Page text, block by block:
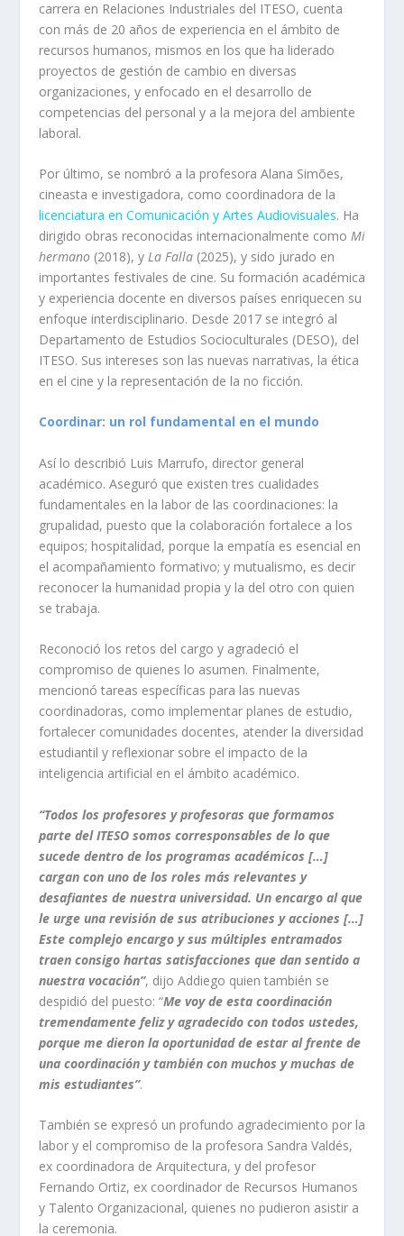
carrera en Relaciones Industriales del ITESO, cuenta
con más de 20 años de experiencia en el ámbito de
recursos humanos, mismos en los que ha liderado
proyectos de gestión de cambio en diversas
organizaciones, y enfocado en el desarrollo de
competencias del personal y a la mejora del ambiente
laboral.
Por último, se nombró a la profesora Alana Simões,
cineasta e investigadora, como coordinadora de la
licenciatura en Comunicación y Artes Audiovisuales. Ha
dirigido obras reconocidas internacionalmente como Mi
hermano (2018), y La Falla(2025), y sido jurado en
importantes festivales de cine. Su formación académica
y experiencia docente en diversos países enriquecen su
enfoque interdisciplinario. Desde 2017 se integró al
Departamento de Estudios Socioculturales (DESO), del
ITESO. Sus intereses son las nuevas narrativas, la ética
en el cine y la representación de la no ficción.
Coordinar: un rol fundamental en el mundo
Así lo describió Luis Marrufo, director general
académico. Aseguró que existen tres cualidades
fundamentales en la labor de las coordinaciones: la
grupalidad, puesto que la colaboración fortalece a los
equipos; hospitalidad, porque la empatía es esencial en
el acompañamiento formativo; y mutualismo, es decir
reconocer la humanidad propia y la del otro con quien
se trabaja.
Reconoció los retos del cargo y agradeció el
compromiso de quienes lo asumen. Finalmente,
mencionó tareas específicas para las nuevas
coordinadoras, como implementar planes de estudio,
fortalecer comunidades docentes, atender la diversidad
estudiantil y reflexionar sobre el impacto de la
inteligencia artificial en el ámbito académico.
“Todos los profesores y profesoras que formamos
parte del ITESO somos corresponsables de lo que
sucede dentro de los programas académicos […]
cargan con uno de los roles más relevantes y
desafiantes de nuestra universidad. Un encargo al que
le urge una revisión de sus atribuciones y acciones […]
Este complejo encargo y sus múltiples entramados
traen consigo hartas satisfacciones que dan sentido a
nuestra vocación”, dijo Addiego quien también se
despidió del puesto: “Me voy de esta coordinación
tremendamente feliz y agradecido con todos ustedes,
porque me dieron la oportunidad de estar al frente de
una coordinación y también con muchos y muchas de
mis estudiantes”.
También se expresó un profundo agradecimiento por la
labor y el compromiso de la profesora Sandra Valdés,
ex coordinadora de Arquitectura, y del profesor
Fernando Ortiz, ex coordinador de Recursos Humanos
y Talento Organizacional, quienes no pudieron asistir a
la ceremonia.